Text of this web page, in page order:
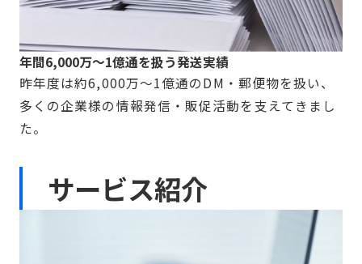
年間6,000万〜1億通を扱う発送実績
昨年度は約6,000万〜1億通のDM・郵便物を扱い、
多くの企業様の情報発信・販促活動を支えてきまし
た。
サービス紹介